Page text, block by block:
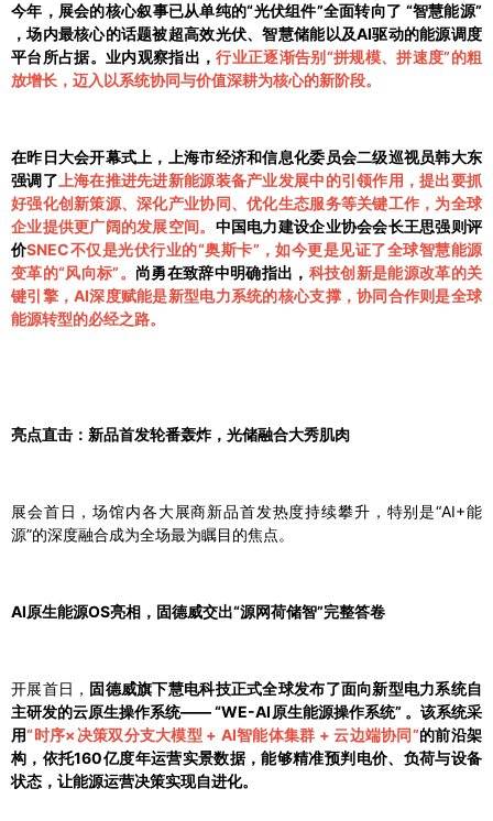
今年，展会的核心叙事已从单纯的“光伏组件”全面转向了 “智慧能源”
，场内最核心的话题被超高效光伏、智慧储能以及AI驱动的能源调度
平台所占据。业内观察指出，行业正逐渐告别“拼规模、拼速度”的粗
放增长，迈入以系统协同与价值深耕为核心的新阶段。
在昨日大会开幕式上，上海市经济和信息化委员会二级巡视员韩大东
强调了 上海在推进先进新能源装备产业发展中的引领作用，提出要抓
好强化创新策源、深化产业协同、优化生态服务等关键工作，为全球
企业提供更广阔的发展空间。 中国电力建设企业协会会长王思强则评
价SNEC不仅是光伏行业的“奥斯卡”，如今更是见证了全球智慧能源
变革的“风向标”。 尚勇在致辞中明确指出， 科技创新是能源改革的关
键引擎，AI深度赋能是新型电力系统的核心支撑，协同合作则是全球
能源转型的必经之路。
亮点直击：新品首发轮番轰炸，光储融合大秀肌肉
展会首日，场馆内各大展商新品首发热度持续攀升，特别是“AI+能
源”的深度融合成为全场最为瞩目的焦点。
AI原生能源OS亮相，固德威交出“源网荷储智”完整答卷
开展首日， 固德威旗下慧电科技正式全球发布了面向新型电力系统自
主研发的云原生操作系统—— “WE-AI原生能源操作系统” 。该系统采
用“时序×决策双分支大模型 + AI智能体集群 + 云边端协同”的前沿架
构，依托160亿度年运营实景数据，能够精准预判电价、负荷与设备
状态，让能源运营决策实现自进化。